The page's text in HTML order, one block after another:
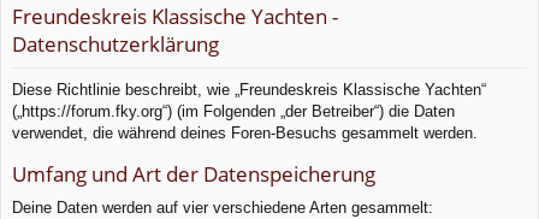
ug
rif
f
r
Freundeskreis Klassische Yachten -
Datenschutzerklärung
Diese Richtlinie beschreibt, wie „Freundeskreis Klassische Yachten“
(„https://forum.fky.org“) (im Folgenden „der Betreiber“) die Daten
verwendet, die während deines Foren-Besuchs gesammelt werden.
Umfang und Art der Datenspeicherung
Deine Daten werden auf vier verschiedene Arten gesammelt: